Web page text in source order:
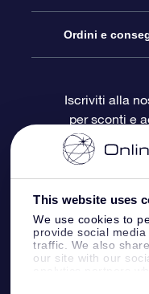
This website uses
We use cookies to
provide social
traffic. We also
our site with our
information that
Blog
OSR Recensioni
Pacchetto regalo
Gift Card OSR
Doni aziendali
Registro stellare
Star Page
One Million Stars
OSR Starsaver
App VR ‘Fly me
Ordini e
Informazioni di
Politica di reso
Costellazioni
Iscriviti alla
per sconti e